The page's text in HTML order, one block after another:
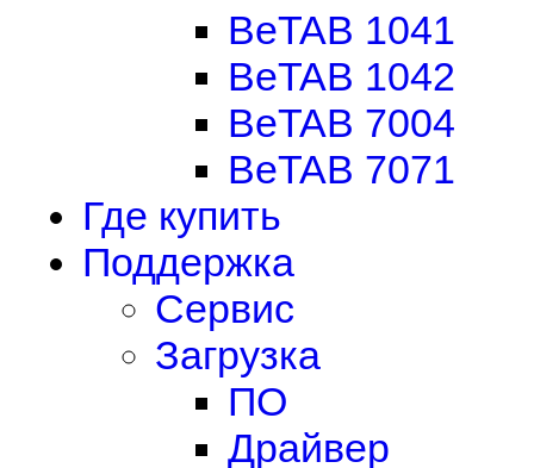
BeTAB 1041
BeTAB 1042
BeTAB 7004
BeTAB 7071
Где купить
Поддержка
Сервис
Загрузка
ПО
Драйвер